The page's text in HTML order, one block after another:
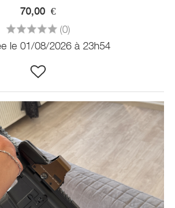
70,00 €
(0)
le 01/08/2026 à 23h54